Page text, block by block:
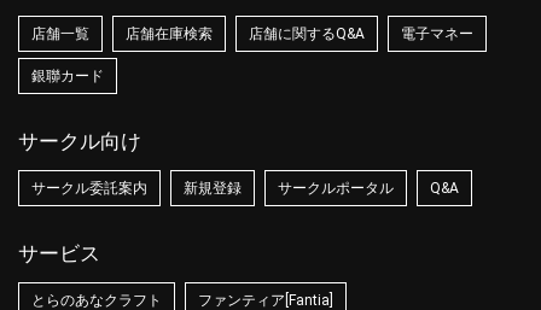
店舗一覧 店舗在庫検索 店舗に関するQ&A 電子マネー
銀聯カード
サークル向け
サークル委託案内 新規登録 サークルポータル Q&A
サービス
とらのあなクラフト ファンティア[Fantia]